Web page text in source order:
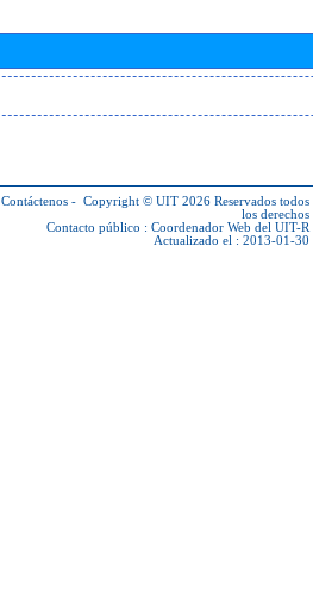
Contáctenos - Copyright © UIT 2026 Reservados todos
los derechos
Contacto público : Coordenador Web del UIT-R
Actualizado el : 2013-01-30